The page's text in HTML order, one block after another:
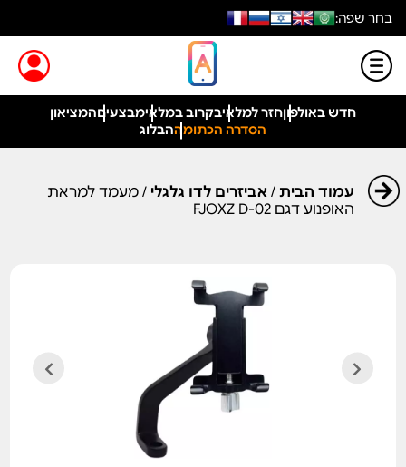
בחר שפה:
חדש באולפוןחזר למלאיבקרוב במלאימבצעיםהמציאון
הסדרה הכתומההבלוג
עמוד הבית/ אביזרים לדו גלגלי / מעמד למראת
האופנוע דגם FJOXZ D-02